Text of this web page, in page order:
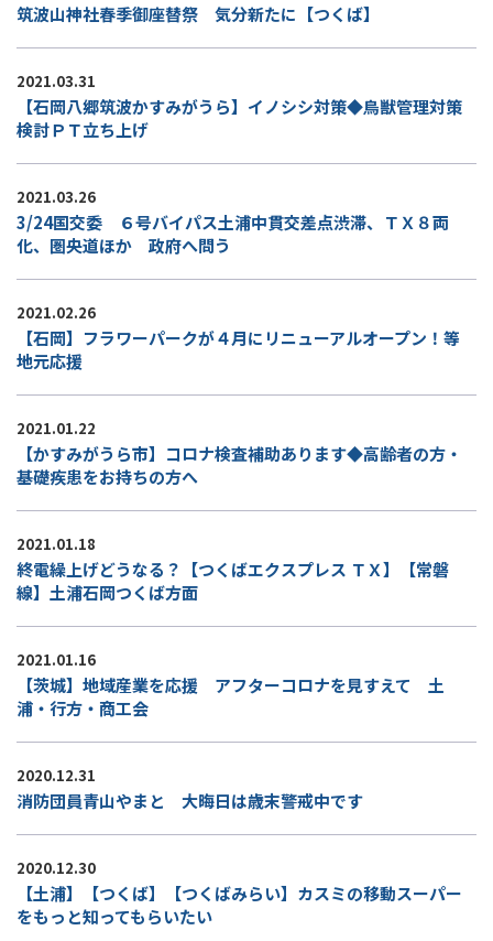
筑波山神社春季御座替祭 気分新たに【つくば】
2021.03.31
【石岡八郷筑波かすみがうら】イノシシ対策◆鳥獣管理対策
検討ＰＴ立ち上げ
2021.03.26
3/24国交委 ６号バイパス土浦中貫交差点渋滞、ＴＸ８両
化、圏央道ほか 政府へ問う
2021.02.26
【石岡】フラワーパークが４月にリニューアルオープン！等
地元応援
2021.01.22
【かすみがうら市】コロナ検査補助あります◆高齢者の方・
基礎疾患をお持ちの方へ
2021.01.18
終電繰上げどうなる？【つくばエクスプレス ＴＸ】【常磐
線】土浦石岡つくば方面
2021.01.16
【茨城】地域産業を応援 アフターコロナを見すえて 土
浦・行方・商工会
2020.12.31
消防団員青山やまと 大晦日は歳末警戒中です
2020.12.30
【土浦】【つくば】【つくばみらい】カスミの移動スーパー
をもっと知ってもらいたい